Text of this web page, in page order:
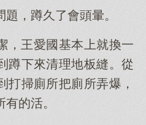
，蹲久了會頭暈。
，王愛國基本上就換一
蹲下來清理地板縫。從
打掃廁所把廁所弄爆，
的活。